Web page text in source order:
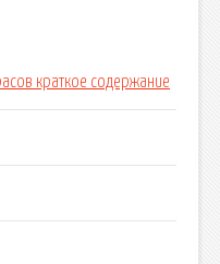
краткое содержание